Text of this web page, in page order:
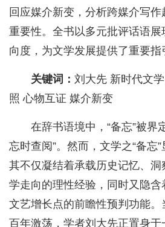
回应媒介新变，分析跨媒介写
重要性。全书以多元批评话语
向度，为文学发展提供了重要指
关键词： 刘大先 新时代文
照 心物互证 媒介新变
在辞书语境中，“备忘”被界
忘时查阅”。然而，文学之“备忘
其不仅凝结着承载历史记忆、
学走向的理性经验，同时又隐含
文艺增长点的前瞻性预判功能
百年激荡，学者刘大先正置身